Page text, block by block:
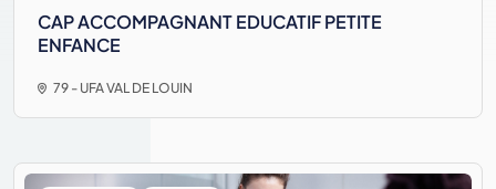
CAP ACCOMPAGNANT EDUCATIF PETITE
ENFANCE
79 - UFA VAL DE LOUIN